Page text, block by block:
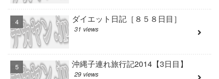
ダイエット日記［８５８日目］
31 views
沖縄子連れ旅行記2014【3日目】
29 views